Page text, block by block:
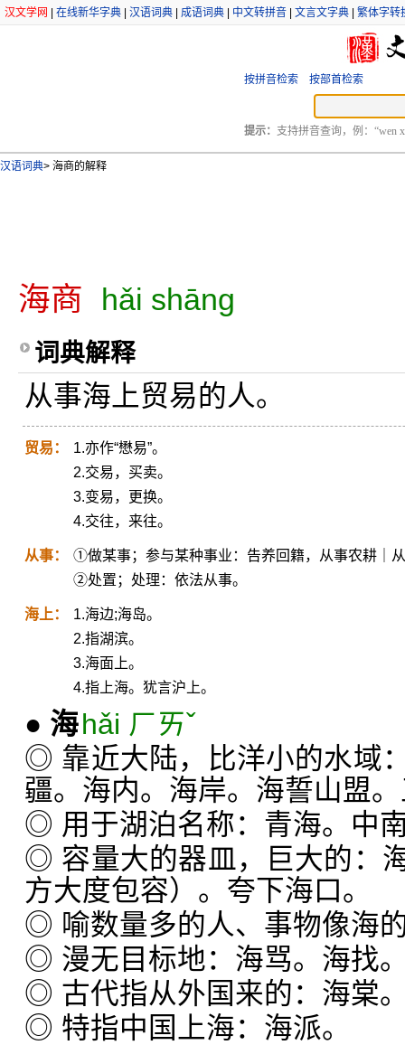
汉文学网 在线新华字典 汉语词典 成语词典 中文转拼音 文言文字典 繁体字转
按拼音检索 按部首检索
提示： 支持拼音查询，例：“wen
汉语词典> 海商的解释
海商 hǎi shāng
词典解释
从事海上贸易的人。
贸易：
1.亦作“懋易”。
2.交易，买卖。
3.变易，更换。
4.交往，来往。
从事：
①做某事；参与某种事业：告养回籍，从事农耕｜
②处置；处理：依法从事。
海上：
1.海边;海岛。
2.指湖滨。
3.海面上。
4.指上海。犹言沪上。
● 海hǎi ㄏㄞˇ
◎ 靠近大陆，比洋小的水域
疆。海内。海岸。海誓山盟
◎ 用于湖泊名称：青海。中
◎ 容量大的器皿，巨大的：
方大度包容）。夸下海口。
◎ 喻数量多的人、事物像海
◎ 漫无目标地：海骂。海找
◎ 古代指从外国来的：海棠
◎ 特指中国上海：海派。